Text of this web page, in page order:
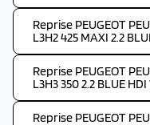
Reprise PEUGEOT
L3H2 425 MAXI 2.2
Reprise PEUGEOT
L3H3 350 2.2 BLUE
Reprise PEUGEOT